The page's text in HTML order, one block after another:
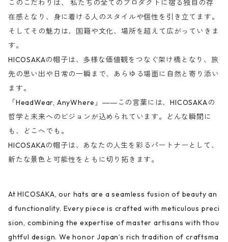
このこだわりは、 私たちの全てのプロダクトに宿る独自の存
在感となり、身に着ける人のスタイルや個性を引き立てます。
そしてその魅力は、国籍や文化、場所を超えて広がっていきま
す。
HICOSAKAの帽子は、多様な価値観をつなぐ架け橋となり、旅
先の思い出や日常の一瞬まで、あらゆる場面に自然と寄り添い
ます。
「HeadWear, AnyWhere」――この言葉には、HICOSAKAの
哲学と未来へのビジョンが込められています。どんな瞬間に
も、どこへでも。
HICOSAKAの帽子は、あなたの人生を彩るパートナーとして、
新たな景色と可能性をともに切り拓きます。
At HICOSAKA, our hats are a seamless fusion of beauty an
d functionality. Every piece is crafted with meticulous preci
sion, combining the expertise of master artisans with thou
ghtful design. We honor Japan’s rich tradition of craftsma